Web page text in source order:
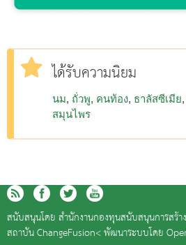
ได้รับความนิยม
นม ถั่วพู คนท้อง ธาลัสซีเมีย
สมุนไพร
สนับสนุนโดย สำนักงานกองทุนสนับสนุนการสร้
สถาบัน ChangeFusion<พัฒนาระบบโดย